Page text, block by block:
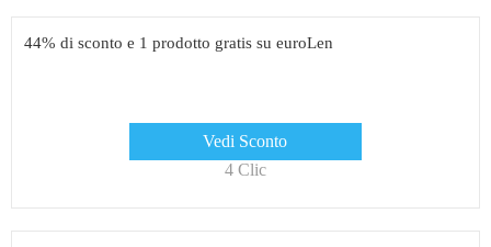
44% di sconto e 1 prodotto gratis su euroLen
Vedi Sconto
4 Clic